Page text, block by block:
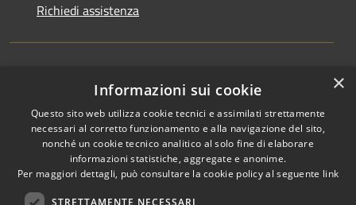
Richiedi assistenza
Amministrazione trasparente
Informativa privacy
Note legali
Dichiarazione di accessibilità
×
Informazioni sui cookie
Questo sito web utilizza cookie tecnici e assimilati strettamente
necessari al corretto funzionamento e alla navigazione del sito,
nonché un cookie tecnico analitico al solo fine di elaborare
informazioni statistiche, aggregate e anonime.
Per maggiori dettagli, può consultare la cookie policy al seguente link
STRETTAMENTE NECESSARI